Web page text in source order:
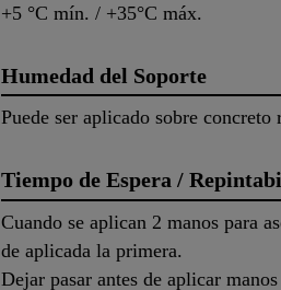
+5 °C mín. / +35°C máx.
Humedad del Soporte
Puede ser aplicado sobre
Tiempo de Espera /
Cuando se aplican 2 manos para
de aplicada la primera.
Dejar pasar antes de aplicar